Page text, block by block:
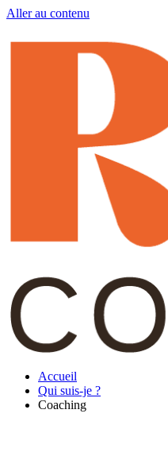
Aller au contenu
Accueil
Qui suis-je ?
Coaching